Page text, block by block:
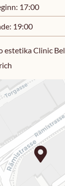
17:00
19:00
estetika Clinic